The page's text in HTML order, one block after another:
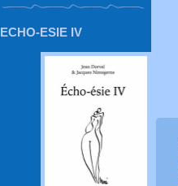
ECHO-ESIE IV